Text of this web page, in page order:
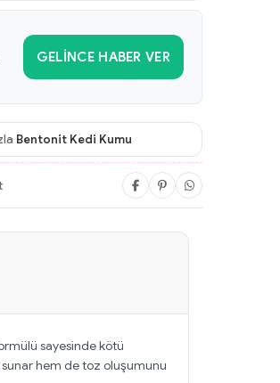
GELINCE HABER VER
Bentonit Kedi Kumu
sayesinde kötü
sunar hem de toz oluşumunu